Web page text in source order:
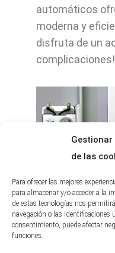
de las
Para ofrecer las mejores
para almacenar y/o acceder a la
de estas tecnologías nos
navegación o las identificaciones
consentimiento, puede afectar
funciones.
automáticos
moderna y
disfruta de un
complicaciones!